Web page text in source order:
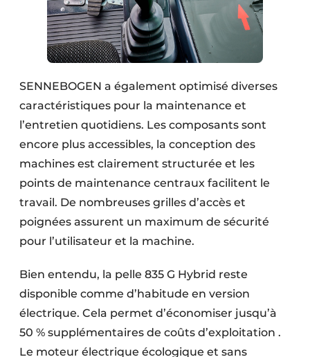
SENNEBOGEN a également optimisé diverses
caractéristiques pour la maintenance et
l’entretien quotidiens. Les composants sont
encore plus accessibles, la conception des
machines est clairement structurée et les
points de maintenance centraux facilitent le
travail. De nombreuses grilles d’accès et
poignées assurent un maximum de sécurité
pour l’utilisateur et la machine.
Bien entendu, la pelle 835 G Hybrid reste
disponible comme d’habitude en version
électrique. Cela permet d’économiser jusqu’à
50 % supplémentaires de coûts d’exploitation .
Le moteur électrique écologique et sans